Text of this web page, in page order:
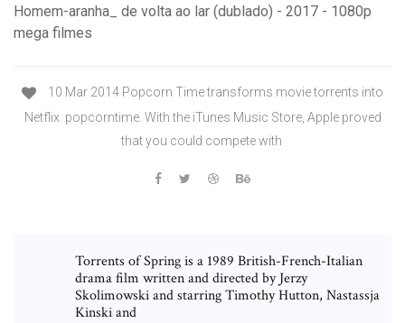
Homem-aranha_ de volta ao lar (dublado) - 2017 - 1080p
mega filmes
10 Mar 2014 Popcorn Time transforms movie torrents into
Netflix. popcorntime. With the iTunes Music Store, Apple proved
that you could compete with
Torrents of Spring is a 1989 British-French-Italian
drama film written and directed by Jerzy
Skolimowski and starring Timothy Hutton, Nastassja
Kinski and